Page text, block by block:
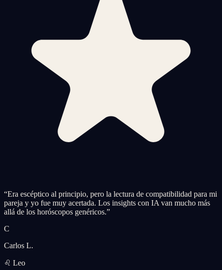
“Era escéptico al principio, pero la lectura de compatibilidad para mi
pareja y yo fue muy acertada. Los insights con IA van mucho más
allá de los horóscopos genéricos.”
C
Carlos L.
♌ Leo